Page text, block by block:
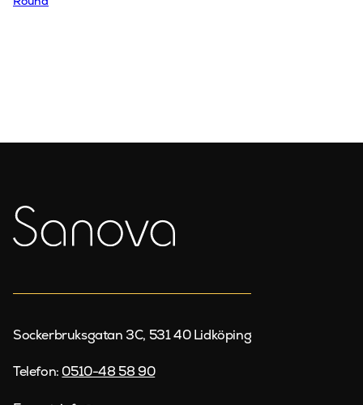
Sockerbruksgatan 3C, 531 40 Lidköping
Telefon: 0510-48 58 90